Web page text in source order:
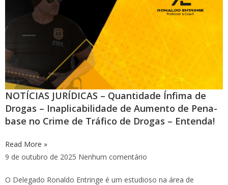
NOTÍCIAS JURÍDICAS – Quantidade Ínfima de
Drogas – Inaplicabilidade de Aumento de Pena-
base no Crime de Tráfico de Drogas – Entenda!
Read More »
9 de outubro de 2025 Nenhum comentário
O Delegado Ronaldo Entringe é um estudioso na área de